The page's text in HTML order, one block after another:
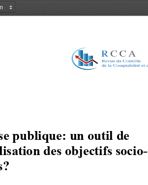
publique: un outil de
des objectifs socio-